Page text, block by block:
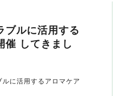
ブルに活用する
催 してきまし
に活用するアロマケア